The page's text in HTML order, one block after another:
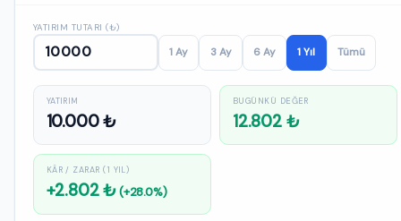
YATIRIM TUTARI (₺)
1 Ay 3 Ay 6 Ay 1 Yıl Tümü
YATIRIM
10.000 ₺
BUGÜNKÜ DEĞER
12.802 ₺
KÂR / ZARAR (1 YIL)
+2.802 ₺(+28.0%)